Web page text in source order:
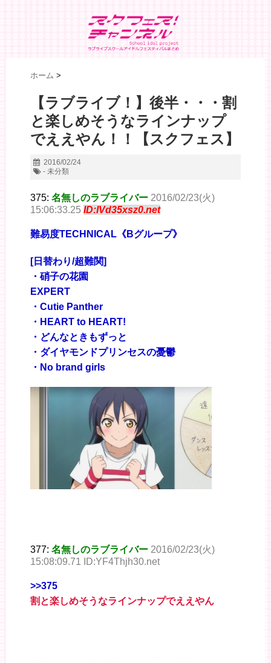
ホーム >
【ラブライブ！】後半・・・割
と楽しめそうなラインナップ
でええやん！！【スクフェス】
2016/02/24
- 未分類
375: 名無しのラブライバー 2016/02/23(火)
15:06:33.25 ID:IVd35xsz0.net
難易度TECHNICAL《Bグループ》
[日替わり/超難関]
・硝子の花園
EXPERT
・Cutie Panther
・HEART to HEART!
・どんなときもずっと
・ダイヤモンドプリンセスの憂鬱
・No brand girls
377: 名無しのラブライバー 2016/02/23(火)
15:08:09.71 ID:YF4Thjh30.net
>>375
割と楽しめそうなラインナップでええやん